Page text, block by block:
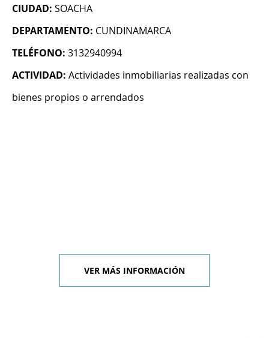
CIUDAD: SOACHA
DEPARTAMENTO: CUNDINAMARCA
TELÉFONO: 3132940994
ACTIVIDAD: Actividades inmobiliarias realizadas con
bienes propios o arrendados
VER MÁS INFORMACIÓN